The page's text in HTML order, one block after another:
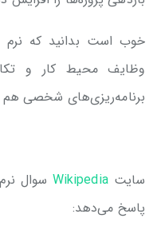
خوب است بدانید که نرم
وظایف محیط کار و
برنامه‌ریزی‌های شخصی هم
سایتWikipedia سوال
پاسخ می‌دهد: